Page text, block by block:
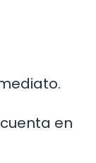
en